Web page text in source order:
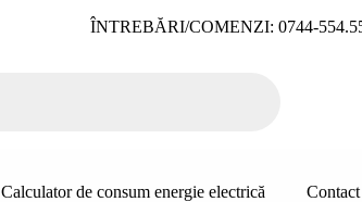
ÎNTREBĂRI/COMENZI: 0744-
Calculator de consum energie electrică Contact